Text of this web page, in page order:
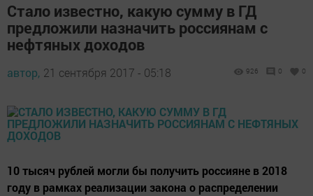
Стало известно, какую сумму в ГД
предложили назначить россиянам с
нефтяных доходов
автор, 21 сентября 2017 - 05:18 926 0 0
10 тысяч рублей могли бы получить россияне в 2018
году в рамках реализации закона о распределении